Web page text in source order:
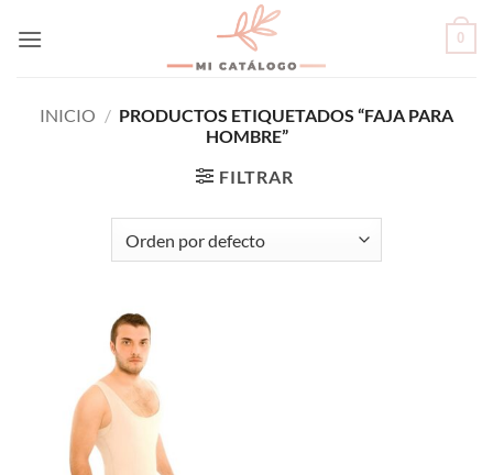
0
INICIO / PRODUCTOS ETIQUETADOS “FAJA PARA
HOMBRE”
FILTRAR